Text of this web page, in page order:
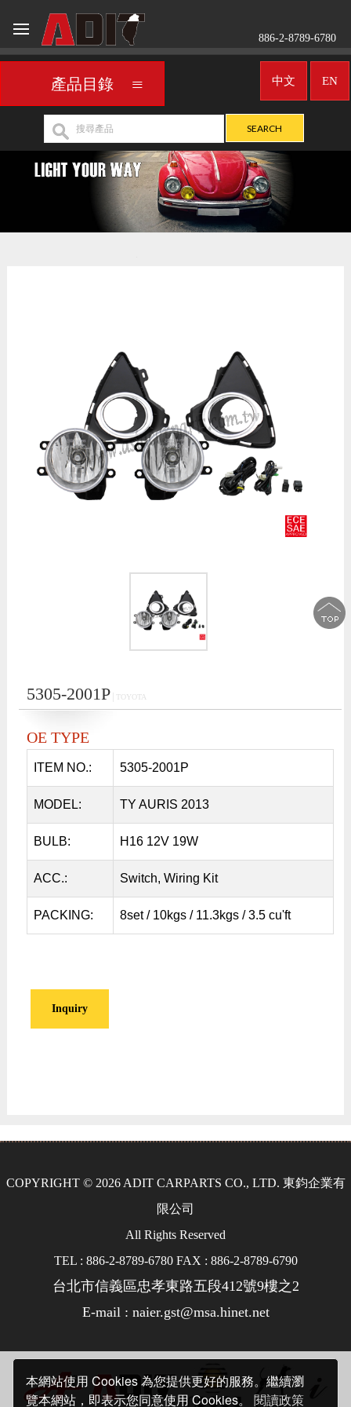
本網站使用 Cookies 為您提供更好的服務。繼續瀏
覽本網站，即表示您同意使用 Cookies。
閱讀政策
886-2-8789-6780
產品目錄 EN
中文
5305-2001P │TOYOTA
OE TYPE
ITEM NO.: 5305-2001P
MODEL: TY AURIS 2013
BULB: H16 12V 19W
ACC.: Switch, Wiring Kit
PACKING: 8set / 10kgs / 11.3kgs / 3.5 cu'ft
Inquiry
COPYRIGHT © 2026 ADIT CARPARTS CO., LTD. 東鈞企業有
限公司
All Rights Reserved
TEL : 886-2-8789-6780 FAX : 886-2-8789-6790
台北市信義區忠孝東路五段412號9樓之2
E-mail : naier.gst@msa.hinet.net